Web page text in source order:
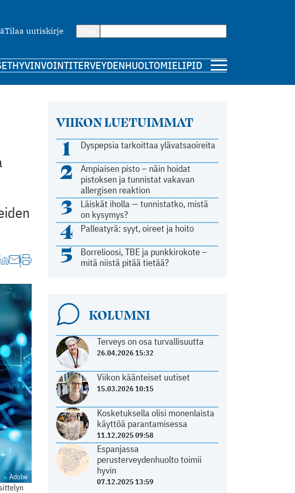
Tilaa uutiskirje
HYVINVOINTITERVEYDENHUOLTOMIELIPIDE
VIIKON LUETUIMMAT
1 Dyspepsia tarkoittaa ylävatsaoireita
2
Ampiaisen pisto – näin hoidat
pistoksen ja tunnistat vakavan
allergisen reaktion
3
Läiskät iholla — tunnistatko, mistä
on kysymys?
4 Palleatyrä: syyt, oireet ja hoito
5
Borrelioosi, TBE ja punkkirokote –
mitä niistä pitää tietää?
KOLUMNI
Terveys on osa turvallisuutta
26.04.2026 15:32
Viikon käänteiset uutiset
15.03.2026 10:15
Kosketuksella olisi monenlaista
käyttöä parantamisessa
11.12.2025 09:58
Espanjassa
perusterveydenhuolto toimii
hyvin
07.12.2025 13:59
Adobe